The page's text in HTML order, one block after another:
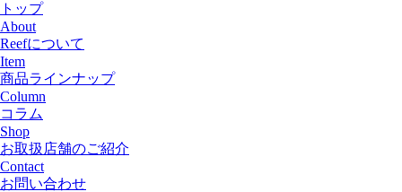
トップ
About
Reefについて
Item
商品ラインナップ
Column
コラム
Shop
お取扱店舗のご紹介
Contact
お問い合わせ